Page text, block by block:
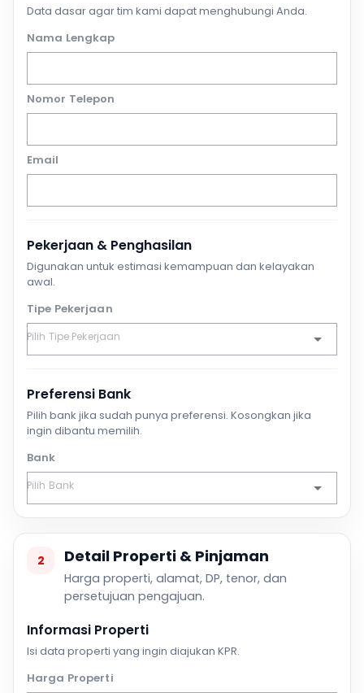
Data dasar agar tim kami dapat menghubungi Anda.
Nama Lengkap
Nomor Telepon
Email
Pekerjaan & Penghasilan
Digunakan untuk estimasi kemampuan dan kelayakan
awal.
Tipe Pekerjaan
Preferensi Bank
Pilih bank jika sudah punya preferensi. Kosongkan jika
ingin dibantu memilih.
Bank
2 Detail Properti & Pinjaman
Harga properti, alamat, DP, tenor, dan
persetujuan pengajuan.
Informasi Properti
Isi data properti yang ingin diajukan KPR.
Harga Properti